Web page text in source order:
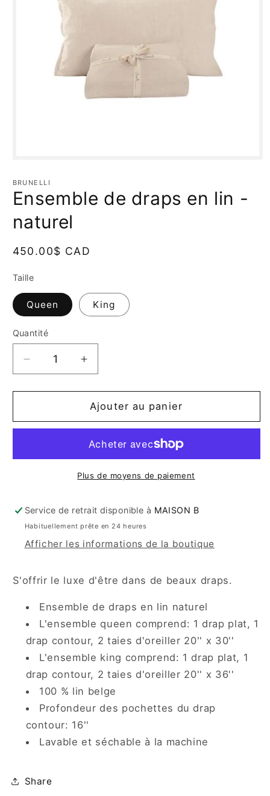
média
1
dans
une
fenêtre
modale
BRUNELLI
Ensemble de draps en lin -
naturel
Prix
450.00$ CAD
Taille
Queen King
Quantité
Quantité
Réduire
la
quantité
Ensemble
en
Augmenter
la
quantité
de
Ensemble
draps
en
lin
Ajouter au panier
Plus de moyens de paiement
Service de retrait disponible à MAISON B
Habituellement prête en 24 heures
Afficher les informations de la boutique
S'offrir le luxe d'être dans de beaux draps.
Ensemble de draps en lin naturel
L'ensemble queen comprend: 1 drap plat, 1
drap contour, 2 taies d'oreiller 20'' x 30''
L'ensemble king comprend: 1 drap plat, 1
drap contour, 2 taies d'oreiller 20'' x 36''
100 % lin belge
Profondeur des pochettes du drap
contour: 16''
Lavable et séchable à la machine
Share